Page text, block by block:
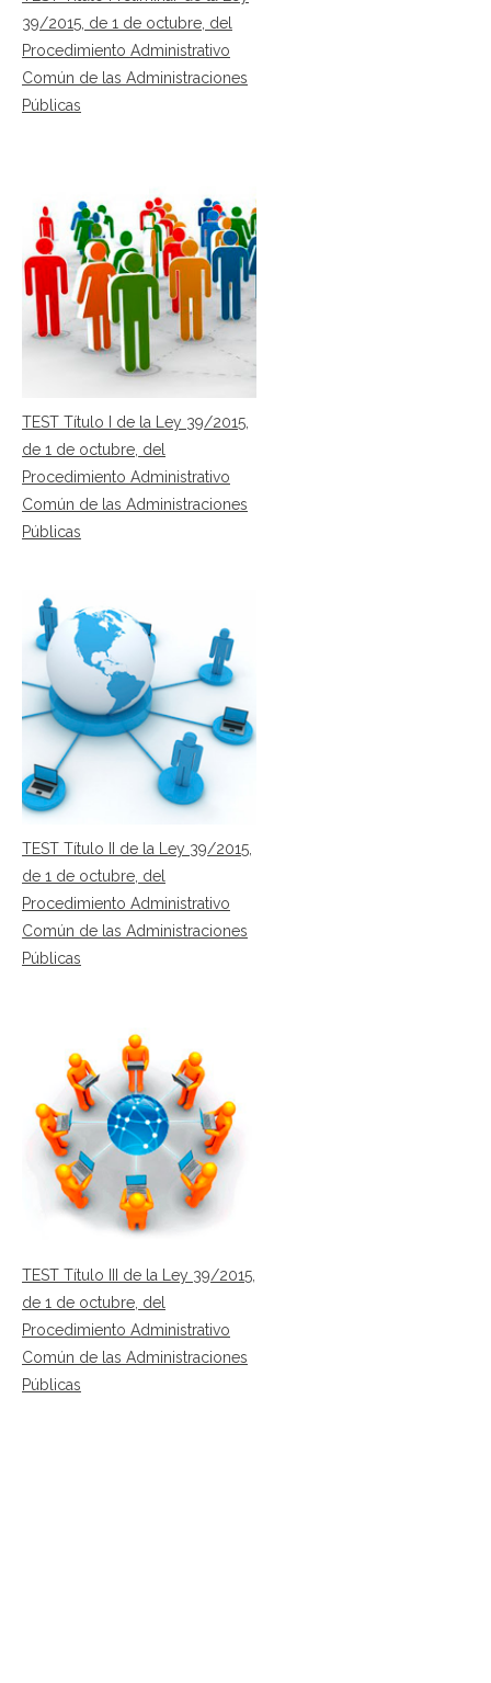
39/2015, de 1 de octubre, del
Procedimiento Administrativo
Común de las Administraciones
Públicas
TEST Título I de la Ley 39/2015,
de 1 de octubre, del
Procedimiento Administrativo
Común de las Administraciones
Públicas
TEST Título II de la Ley 39/2015,
de 1 de octubre, del
Procedimiento Administrativo
Común de las Administraciones
Públicas
TEST Título III de la Ley 39/2015,
de 1 de octubre, del
Procedimiento Administrativo
Común de las Administraciones
Públicas